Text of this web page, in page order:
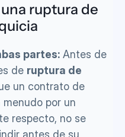
ruptura de
partes: Antes de
de ruptura de
un contrato de
por un
respecto, no se
antes de su